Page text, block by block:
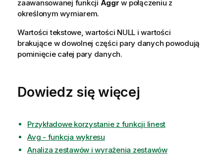
zaawansowanej funkcji Aggr w połączeniu z
określonym wymiarem.
Wartości tekstowe, wartości NULL i wartości
brakujące w dowolnej części pary danych powodują
pominięcie całej pary danych.
Dowiedz się więcej
Przykładowe korzystanie z funkcji linest
Avg - funkcja wykresu
Analiza zestawów i wyrażenia zestawów